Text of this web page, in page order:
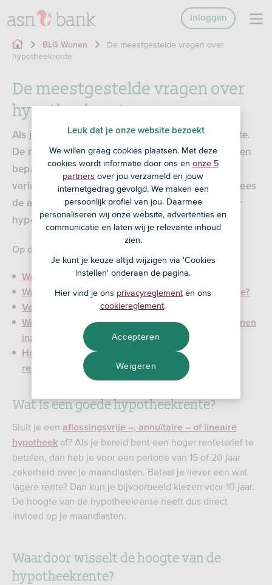
Inloggen
BLG Wonen
De meestgestelde vragen over
hypotheekrente
De meestgestelde vragen over
hypotheekrente
Als je geld leent voor een koophuis, betaal je rente.
De rentes fluctueren. Je kunt je rentetarief voor een
bepaalde periode vastzetten of je kiest voor een
variabele rente. Hoe maak je een goede keuze? Lees
de antwoorden op de meestgestelde vragen over
hypotheekrente.
Op deze pagina:
Wat is een goede hypotheekrente?
Waardoor wisselt de hoogte van de hypotheekrente?
Vaste of variabele rente?
Waar kan ik de actuele hypotheekrente bij BLG Wonen
inzien?
Hoe kan ik op de hoogte blijven van actuele
rentestanden?
Wat is een goede hypotheekrente?
Sluit je een aflossingsvrije –, annuïtaire – of lineaire
hypotheek af? Als je bereid bent een hoger rentetarief te
betalen, dan heb je voor een periode van 15 of 20 jaar
zekerheid over je maandlasten. Betaal je liever een wat
lagere rente? Dan kun je bijvoorbeeld kiezen voor 10 jaar.
De hoogte van de hypotheekrente heeft dus direct
invloed op je maandlasten.
Waardoor wisselt de hoogte van de
hypotheekrente?
Leuk dat je onze website bezoekt
We willen graag cookies plaatsen. Met deze
cookies wordt informatie door ons en onze 5
partners over jou verzameld en jouw
internetgedrag gevolgd. We maken een
persoonlijk profiel van jou. Daarmee
personaliseren wij onze website, advertenties en
communicatie en laten wij je relevante inhoud
zien.
Je kunt je keuze altijd wijzigen via 'Cookies
instellen' onderaan de pagina.
Hier vind je ons privacyreglement en ons
cookiereglement.
Weigeren
Accepteren